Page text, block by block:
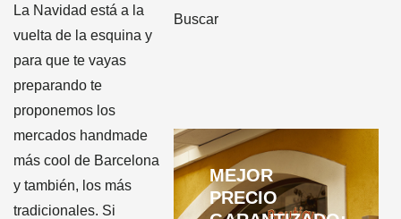
La Navidad está a la
vuelta de la esquina y
para que te vayas
preparando te
proponemos los
mercados handmade
más cool de Barcelona
y también, los más
tradicionales. Si
Buscar
MEJOR
PRECIO